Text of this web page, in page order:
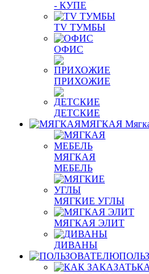
- КУПЕ
TV ТУМБЫ
ОФИС
ПРИХОЖИЕ
ДЕТСКИЕ
МЯГКАЯ
МЯГКАЯ
МЕБЕЛЬ
МЯГКИЕ УГЛЫ
МЯГКАЯ ЭЛИТ
ДИВАНЫ